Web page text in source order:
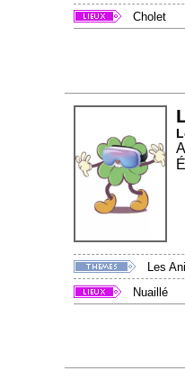
Cholet
Les
Nuaillé